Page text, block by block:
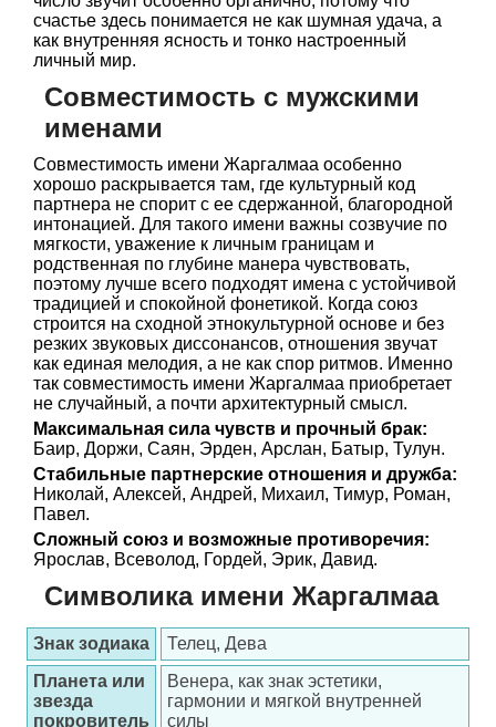
счастье здесь понимается не как шумная удача, а
как внутренняя ясность и тонко настроенный
личный мир.
Совместимость с мужскими
именами
Совместимость имени Жаргалмаа особенно
хорошо раскрывается там, где культурный код
партнера не спорит с ее сдержанной, благородной
интонацией. Для такого имени важны созвучие по
мягкости, уважение к личным границам и
родственная по глубине манера чувствовать,
поэтому лучше всего подходят имена с устойчивой
традицией и спокойной фонетикой. Когда союз
строится на сходной этнокультурной основе и без
резких звуковых диссонансов, отношения звучат
как единая мелодия, а не как спор ритмов. Именно
так совместимость имени Жаргалмаа приобретает
не случайный, а почти архитектурный смысл.
Максимальная сила чувств и прочный брак:
Баир, Доржи, Саян, Эрден, Арслан, Батыр, Тулун.
Стабильные партнерские отношения и дружба:
Николай, Алексей, Андрей, Михаил, Тимур, Роман,
Павел.
Сложный союз и возможные противоречия:
Ярослав, Всеволод, Гордей, Эрик, Давид.
Символика имени Жаргалмаа
Знак зодиака
Телец, Дева
Планета или
звезда
покровитель
Венера, как знак эстетики,
гармонии и мягкой внутренней
силы